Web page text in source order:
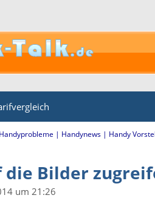
Handyprobleme | Handynews | Handy
die Bilder
um 21:26